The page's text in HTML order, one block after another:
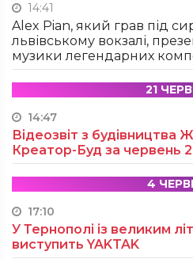
14:41
Alex Pian, який грав під
львівському вокзалі,
музики легендарних
21
14:47
Відеозвіт з будівництва
Креатор-Буд за червень
4
17:10
У Тернополі із великим
виступить YAKTAK